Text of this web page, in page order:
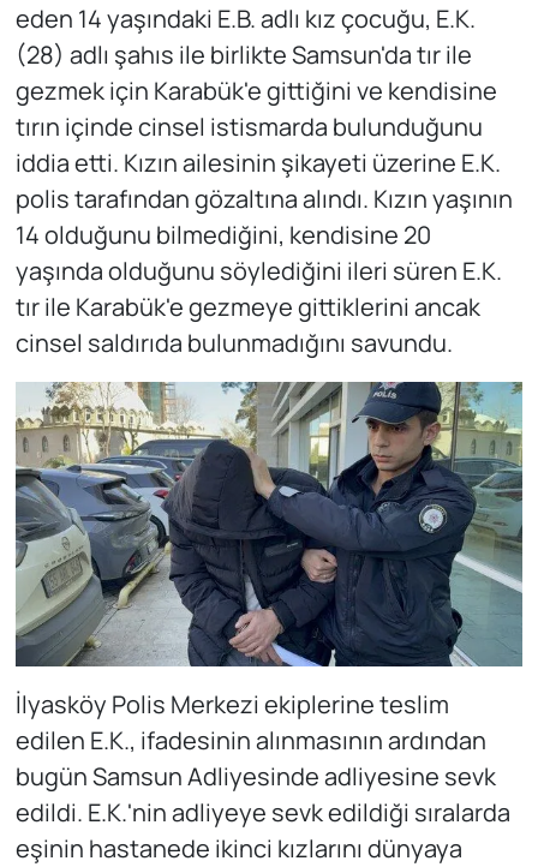
eden 14 yaşındaki E.B. adlı kız çocuğu, E.K.
(28) adlı şahıs ile birlikte Samsun'da tır ile
gezmek için Karabük'e gittiğini ve kendisine
tırın içinde cinsel istismarda bulunduğunu
iddia etti. Kızın ailesinin şikayeti üzerine E.K.
polis tarafından gözaltına alındı. Kızın yaşının
14 olduğunu bilmediğini, kendisine 20
yaşında olduğunu söylediğini ileri süren E.K.
tır ile Karabük'e gezmeye gittiklerini ancak
cinsel saldırıda bulunmadığını savundu.
İlyasköy Polis Merkezi ekiplerine teslim
edilen E.K., ifadesinin alınmasının ardından
bugün Samsun Adliyesinde adliyesine sevk
edildi. E.K.'nin adliyeye sevk edildiği sıralarda
eşinin hastanede ikinci kızlarını dünyaya